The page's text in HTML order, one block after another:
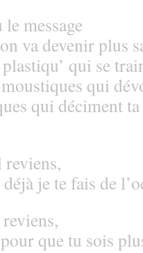
message
va devenir plus
qui se
qui
qui déciment
je te fais de
que tu sois